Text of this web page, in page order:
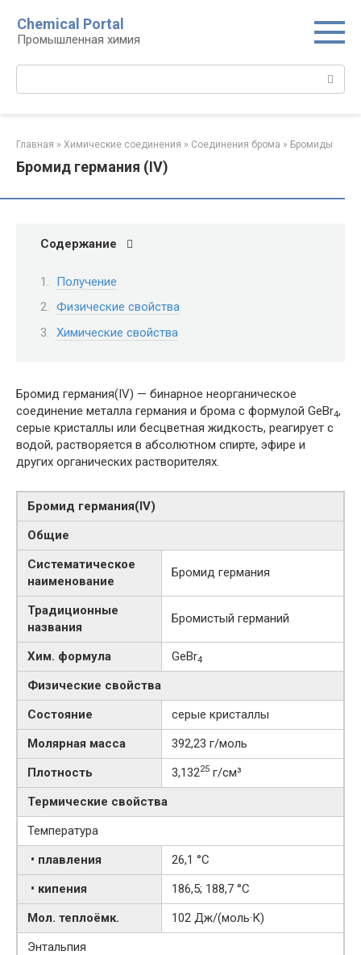
контенту
Chemical Portal
Промышленная химия
Главная » Химические соединения » Соединения брома‎ » Бромиды‎
Бромид германия (IV)
Содержание
Получение
Физические свойства
Химические свойства
Бромид германия(IV) — бинарное неорганическое
соединение металла германия и брома с формулой GeBr4,
серые кристаллы или бесцветная жидкость, реагирует с
водой, растворяется в абсолютном спирте, эфире и
других органических растворителях.
Бромид германия​(IV)​
Общие
Систематическое
наименование
Бромид германия
Традиционные
названия
Бромистый германий
Хим. формула GeBr4
Физические свойства
Состояние
серые кристаллы
Молярная масса
392,23 г/моль
Плотность
3,13225 г/см³
Термические свойства
Температура
• плавления
26,1 °C
• кипения
186,5; 188,7 °C
Мол. теплоёмк.
102 Дж/(моль·К)
Энтальпия